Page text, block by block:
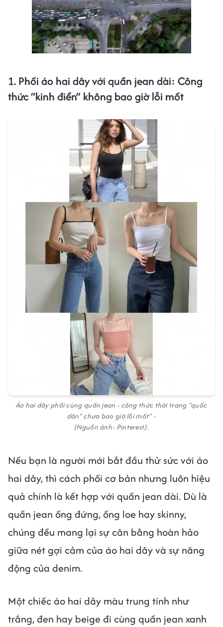
1. Phối áo hai dây với quần jean dài: Công
thức “kinh điển” không bao giờ lỗi mốt
Áo hai dây phối cùng quần jean - công thức thời trang "quốc
dân" chưa bao giờ lỗi mốt” -
(Nguồn ảnh: Pinterest).
Nếu bạn là người mới bắt đầu thử sức với áo
hai dây, thì cách phối cơ bản nhưng luôn hiệu
quả chính là kết hợp với quần jean dài. Dù là
quần jean ống đứng, ống loe hay skinny,
chúng đều mang lại sự cân bằng hoàn hảo
giữa nét gợi cảm của áo hai dây và sự năng
động của denim.
Một chiếc áo hai dây màu trung tính như
trắng, đen hay beige đi cùng quần jean xanh